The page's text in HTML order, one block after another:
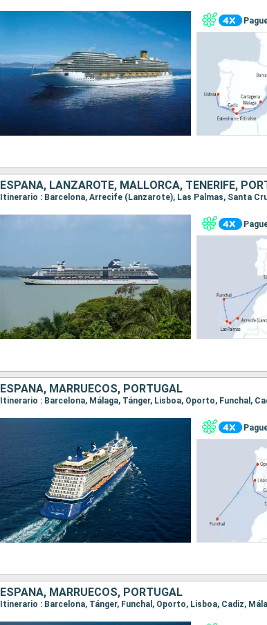
ESPAÑA, LANZAROTE, MALLORCA, TENERIFE,
Itinerario : Barcelona, Arrecife (Lanzarote), Las Palmas, Santa
ESPAÑA, MARRUECOS, PORTUGAL
Itinerario : Barcelona, Málaga, Tánger, Lisboa, Oporto, Funchal,
ESPAÑA, MARRUECOS, PORTUGAL
Itinerario : Barcelona, Tánger, Funchal, Oporto, Lisboa, Cadiz,